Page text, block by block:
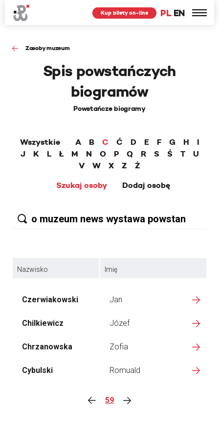
PL EN
Kup bilety on-line
Zasoby muzeum
Spis powstańczych
biogramów
Powstańcze biogramy
Wszystkie A B C Ć D E F G H
I
J
K L Ł M N O P Q R S Ś T
U
V
W X Z
Ż
Szukaj osoby
Dodaj osobę
Nazwisko Imię
Czerwiakowski Jan
Chilkiewicz Józef
Chrzanowska Zofia
Cybulski Romuald
59